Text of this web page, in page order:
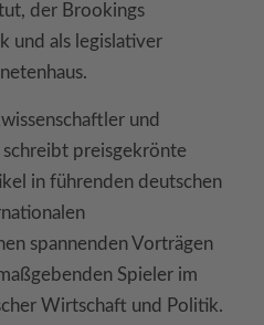
der Brookings
und als legislativer
und
preisgekrönte
in führenden deutschen
spannenden Vorträgen
Spieler im
Wirtschaft und Politik.